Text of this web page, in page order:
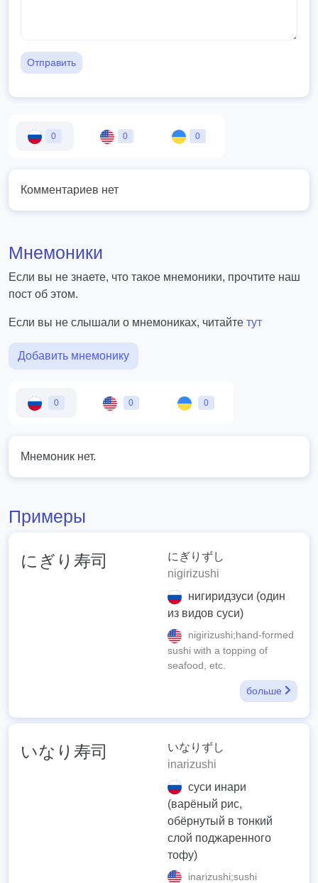
Отправить
0 0 0
Комментариев нет
Мнемоники
Если вы не знаете, что такое мнемоники, прочтите наш
пост об этом.
Если вы не слышали о мнемониках, читайте тут
Добавить мнемонику
0 0 0
Мнемоник нет.
Примеры
にぎり寿司
にぎりずし
nigirizushi
нигиридзуси (один
из видов суси)
nigirizushi;hand-formed
sushi with a topping of
seafood, etc.
больше
いなり寿司
いなりずし
inarizushi
суси инари
(варёный рис,
обёрнутый в тонкий
слой поджаренного
тофу)
inarizushi;sushi